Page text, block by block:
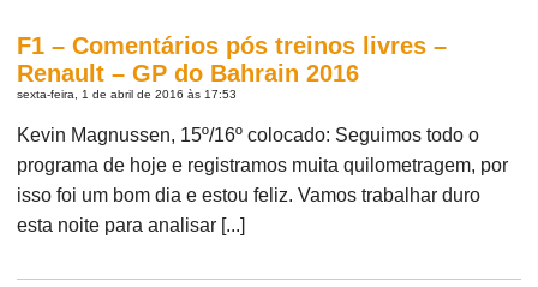
F1 – Comentários pós treinos livres –
Renault – GP do Bahrain 2016
sexta-feira, 1 de abril de 2016 às 17:53
Kevin Magnussen, 15º/16º colocado: Seguimos todo o
programa de hoje e registramos muita quilometragem, por
isso foi um bom dia e estou feliz. Vamos trabalhar duro
esta noite para analisar [...]